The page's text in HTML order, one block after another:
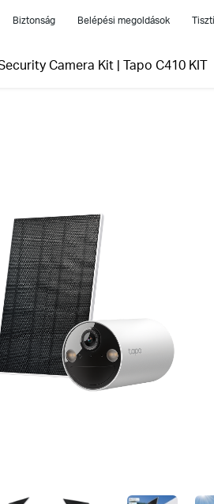
Biztonság Belépési megoldások
Camera Kit | Tapo C410 KIT
szögállítás